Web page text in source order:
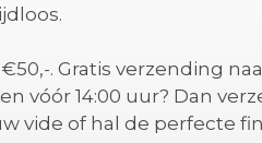
. Gratis verzending
vóór 14:00 uur? Dan
vide of hal de perfecte